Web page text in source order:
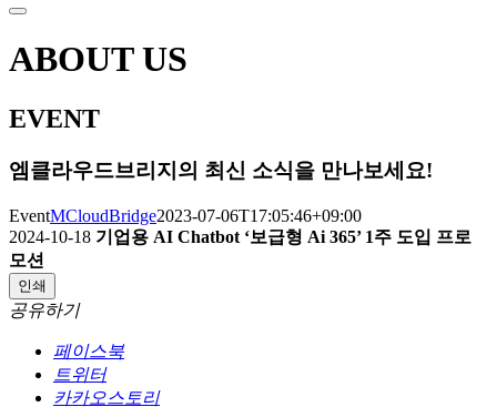
ABOUT US
EVENT
엠클라우드브리지의 최신 소식을 만나보세요!
EventMCloudBridge2023-07-06T17:05:46+09:00
2024-10-18 기업용 AI Chatbot ‘보급형 Ai 365’ 1주 도입 프로
모션
인쇄
공유하기
페이스북
트위터
카카오스토리